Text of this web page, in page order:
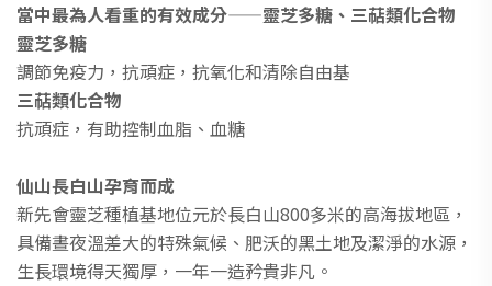
當中最為人看重的有效成分——靈芝多糖、三萜類化合物
靈芝多糖
調節免疫力，抗頑症，抗氧化和清除自由基
三萜類化合物
抗頑症，有助控制血脂、血糖
仙山長白山孕育而成
新先會靈芝種植基地位元於長白山800多米的高海拔地區，
具備晝夜溫差大的特殊氣候、肥沃的黑土地及潔淨的水源，
生長環境得天獨厚，一年一造矜貴非凡。